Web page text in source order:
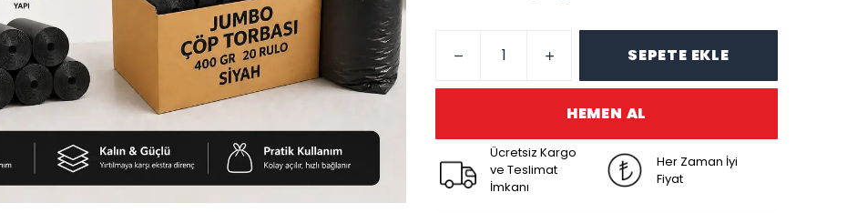
SEPETE EKLE
HEMEN AL
Ücretsiz Kargo
ve Teslimat
İmkanı
Her Zaman İyi
Fiyat